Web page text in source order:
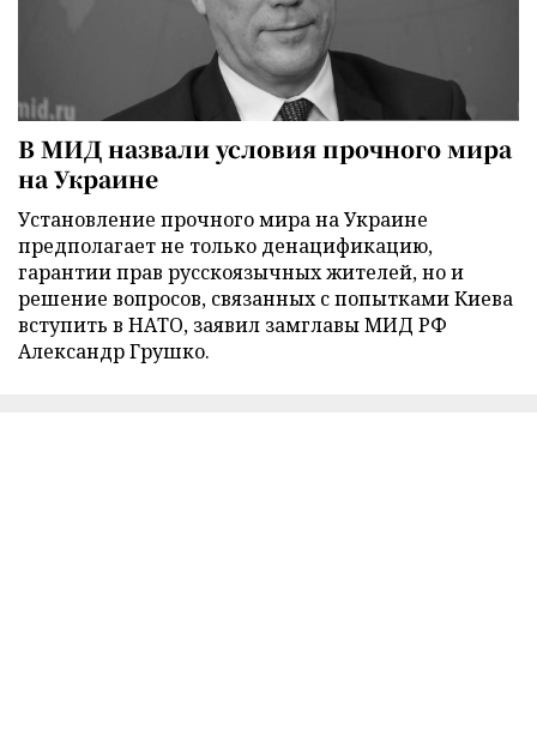
В МИД назвали условия прочного мира
на Украине
Установление прочного мира на Украине
предполагает не только денацификацию,
гарантии прав русскоязычных жителей, но и
решение вопросов, связанных с попытками Киева
вступить в НАТО, заявил замглавы МИД РФ
Александр Грушко.